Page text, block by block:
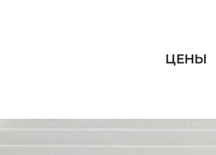
ЦЕНЫ